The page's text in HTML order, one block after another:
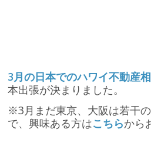
3月の日本でのハワイ不動産
本出張が決まりました。
※3月まだ東京、大阪は若干
で、興味ある方はこちらから